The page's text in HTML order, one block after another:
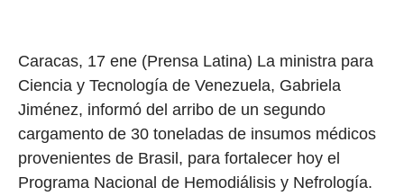
Caracas, 17 ene (Prensa Latina) La ministra para
Ciencia y Tecnología de Venezuela, Gabriela
Jiménez, informó del arribo de un segundo
cargamento de 30 toneladas de insumos médicos
provenientes de Brasil, para fortalecer hoy el
Programa Nacional de Hemodiálisis y Nefrología.